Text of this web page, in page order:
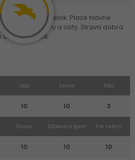
ak mate pristelok. Plaze hlavne
Hotel pekny a cisty. Strava dobra
bolo dostatok.
Izba
10
Servis
10
Pláž
3
Strava
10
Zábava a šport
10
Pre rodiny
10